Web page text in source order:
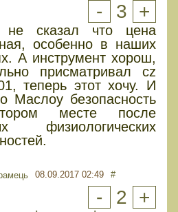
- 3 +
сказал что цена
особенно в наших
А инструмент хорош,
присматривал cz
теперь этот хочу. И
Маслоу безопасность
месте после
физиологических
08.09.2017 02:49 #
- 2 +